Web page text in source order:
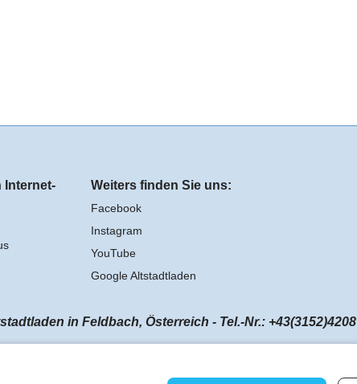
Internet-
Weiters finden Sie uns:
Facebook
Instagram
YouTube
Google Altstadtladen
in Feldbach, Österreich - Tel.-Nr.: +43(3152)4208